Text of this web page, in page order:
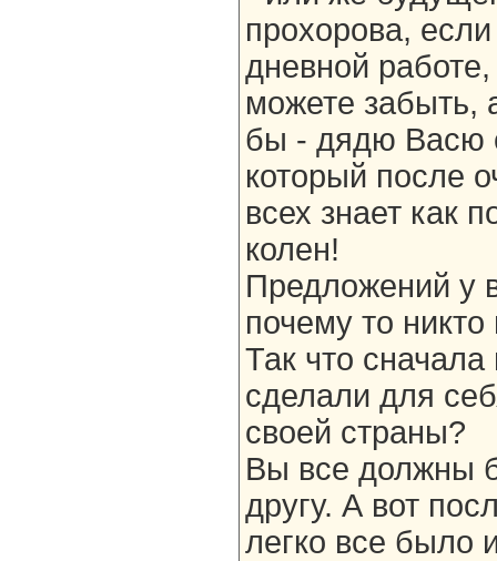
прохорова,
дневной
можете забыть,
бы - дядю Васю
который после
всех знает как
колен!
Предложений у
почему то никто
Так что
сделали для
своей страны?
Вы все должны
другу. А вот
легко все было